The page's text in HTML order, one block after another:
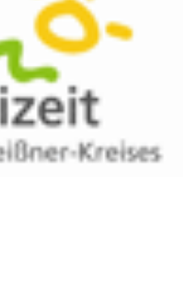
um Spam zu reduzieren.